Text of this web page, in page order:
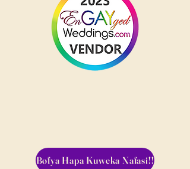
Bofya Hapa Kuweka Nafasi!!